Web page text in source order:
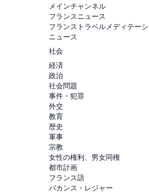
メインチャンネル
フランスニュース
フランストラベルメディテー
ニュース
社会
経済
政治
社会問題
事件・犯罪
外交
教育
歴史
軍事
宗教
女性の権利、男女同権
都市計画
フランス語
バカンス・レジャー